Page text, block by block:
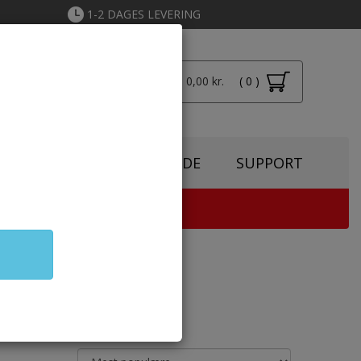
1-2 DAGES LEVERING
Total: 0,00 kr.
( 0 )
TONERGUIDE SUPPORT